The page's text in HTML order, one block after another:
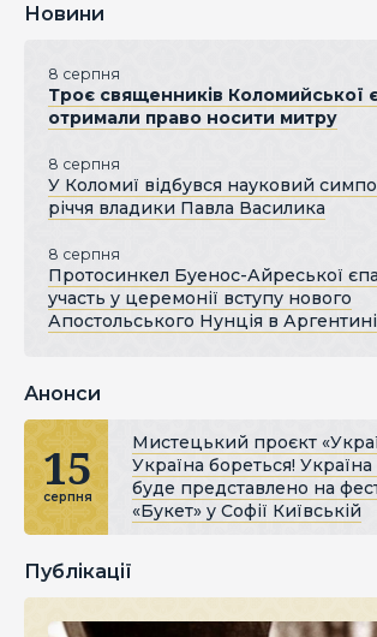
Новини
8 серпня
Троє священників Коломийської
отримали право носити митру
8 серпня
У Коломиї відбувся науковий
річчя владики Павла Василика
8 серпня
Протосинкел Буенос-Айреської
участь у церемонії вступу нового
Апостольського Нунція в Аргентині
Анонси
15
серпня
Мистецький проєкт
Україна бореться! Україна
буде представлено на
«Букет» у Софії Київській
Публікації